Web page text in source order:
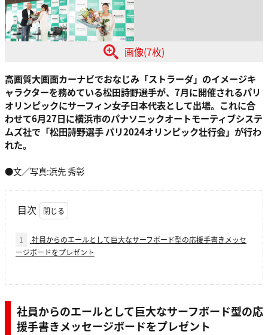
画像(7枚)
高画質大画面カーナビでおなじみ「ストラーダ」のイメージキ
ャラクターを務めている松田詩野選手が、7月に開催されるパリ
オリンピックにサーフィン女子日本代表として出場。これに合
わせて6月27日に横浜市のパナソニックオートモーティブシステ
ムズ社で「松田詩野選手 パリ2024オリンピック壮行会」が行わ
れた。
●文／写真:浜先 秀彰
目次
1
社員からのエールとして巨大なサーフボード型の応援手書きメッセ
ージボードをプレゼント
社員からのエールとして巨大なサーフボード型の応
援手書きメッセージボードをプレゼント